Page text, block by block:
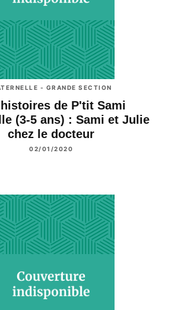
- GRANDE SECTION
de P'tit Sami
(3-5 ans) : Sami et Julie
chez le docteur
02/01/2020